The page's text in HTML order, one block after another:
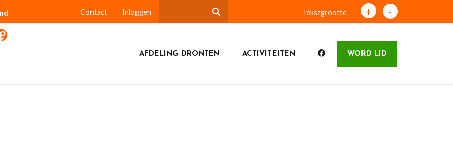
Contact Inloggen Tekstgrootte + -
AFDELING DRONTEN ACTIVITEITEN WORD LID